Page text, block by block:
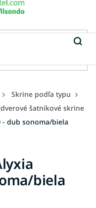
Skrine podľa typu
šatníkové skrine
- dub sonoma/biela
biela